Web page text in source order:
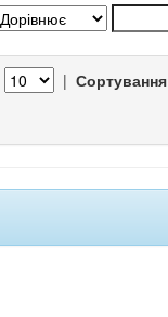
| Сортування